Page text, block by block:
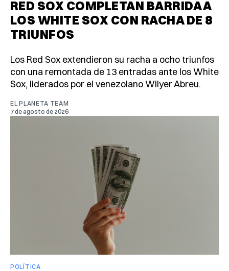
RED SOX COMPLETAN BARRIDA A
LOS WHITE SOX CON RACHA DE 8
TRIUNFOS
Los Red Sox extendieron su racha a ocho triunfos
con una remontada de 13 entradas ante los White
Sox, liderados por el venezolano Wilyer Abreu.
EL PLANETA TEAM
7 de agosto de 2026
POLÍTICA